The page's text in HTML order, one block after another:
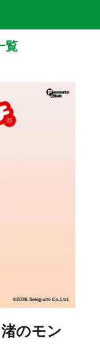
覧
のモン